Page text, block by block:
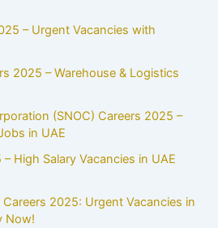
– Urgent Vacancies with
2025 – Warehouse & Logistics
(SNOC) Careers 2025 –
in UAE
High Salary Vacancies in UAE
2025: Urgent Vacancies in
Now!